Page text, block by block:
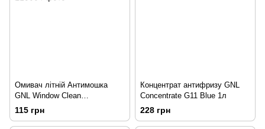
Омивач літній Антимошка
GNL Window Clean
"Яблуко&Виноград" 4л
115 грн
Концентрат антифризу GNL
Concentrate G11 Blue 1л
228 грн